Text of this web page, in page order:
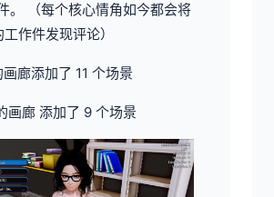
。 （每个核心情角如今都会将
作件发现评论）
廊添加了 11 个场景
画廊 添加了 9 个场景